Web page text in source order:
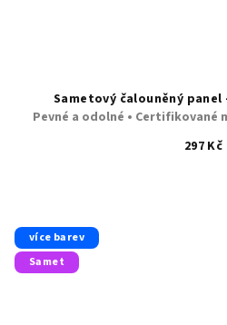
Sametový čalouněný panel
Pevné a odolné • Certifikované
297 Kč
více barev
Samet